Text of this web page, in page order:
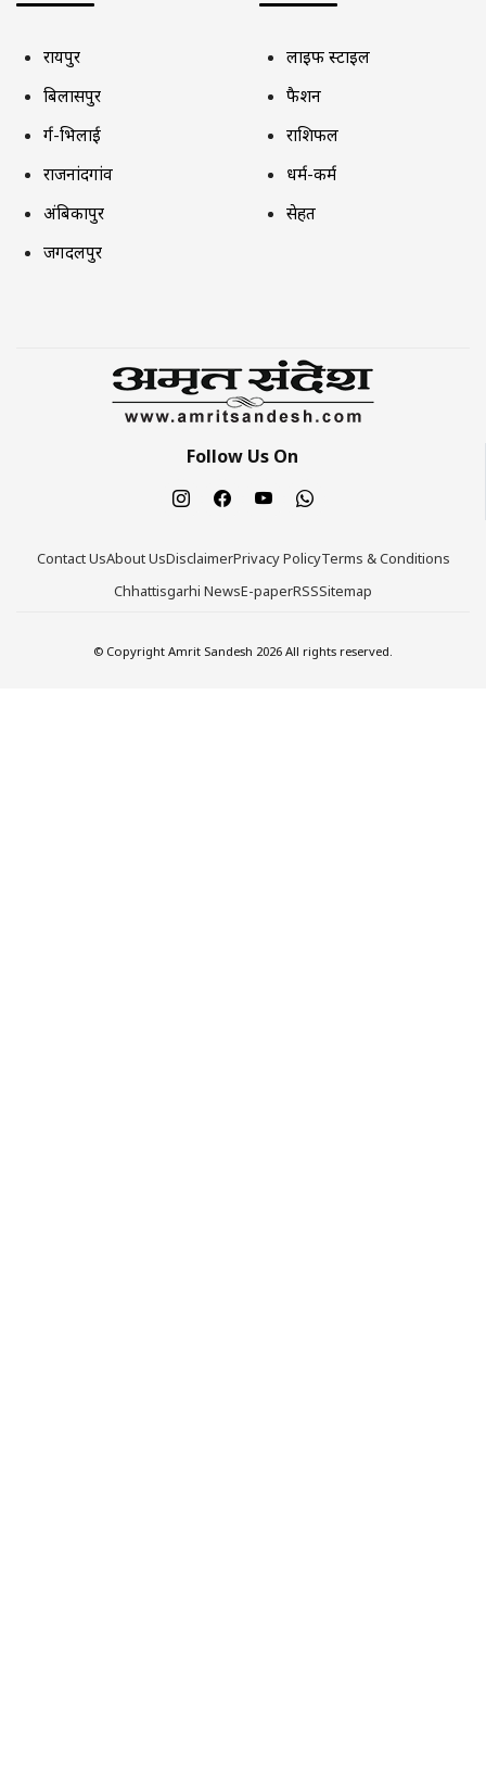
रायपुर
बिलासपुर
दुर्ग-भिलाई
राजनांदगांव
अंबिकापुर
जगदलपुर
लाइफ स्टाइल
फैशन
राशिफल
धर्म-कर्म
सेहत
Follow Us On
Contact UsAbout UsDisclaimerPrivacy PolicyTerms & Conditions
Chhattisgarhi NewsE-paperRSSSitemap
© Copyright Amrit Sandesh 2026 All rights reserved.